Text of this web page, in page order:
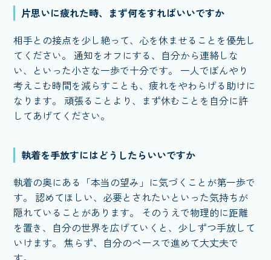
片思いに疲れた時、まず何をすればいいですか
相手との接点を少し絶って、心を休ませることを優先し
てください。 通知をオフにする、自分から連絡しな
い、といった小さな一歩で十分です。 一人でぼんやり
考えこむ時間を減らすことも、疲れをやわらげる助けに
なります。 頑張ることより、まず休むことを自分に許
してあげてください。
執着を手放すにはどうしたらいいですか
執着の奥にある「本当の望み」に気づくことが第一歩で
す。 認めてほしい、必要とされたいといった気持ちが
隠れていることがあります。 そのうえで物理的に距離
を置き、自分の世界を広げていくと、少しずつ手放して
いけます。 焦らず、自分のペースで進めて大丈夫で